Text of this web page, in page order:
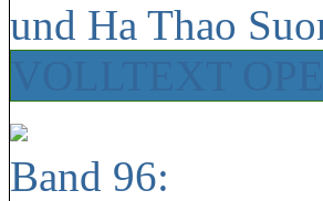
und Ha Thao
Band 96: